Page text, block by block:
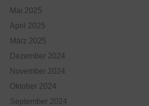
Mai 2025
April 2025
März 2025
Dezember 2024
November 2024
Oktober 2024
September 2024